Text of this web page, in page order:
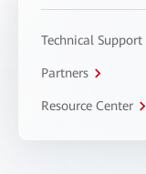
Technical Support
Partners
Resource Center